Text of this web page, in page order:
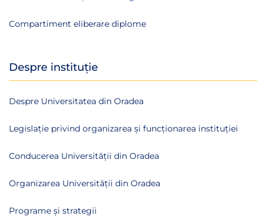
Compartiment eliberare diplome
Despre instituție
Despre Universitatea din Oradea
Legislație privind organizarea și funcționarea instituției
Conducerea Universității din Oradea
Organizarea Universității din Oradea
Programe și strategii